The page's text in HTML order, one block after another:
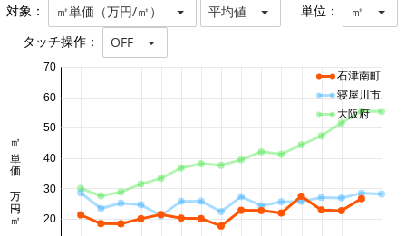
対象： ㎡単価（万円/㎡） 平均値 単位： ㎡
タッチ操作： OFF
20
30
40
50
60
70
㎡単価 万円/㎡
石津南町
寝屋川市
大阪府